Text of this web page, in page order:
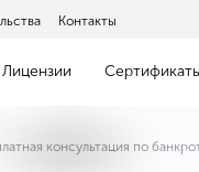
Контакты
Лицензии
консультация по